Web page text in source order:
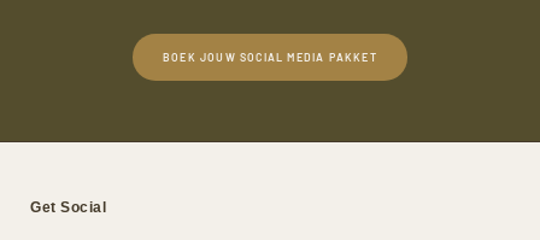
BOEK JOUW SOCIAL MEDIA PAKKET
Get Social